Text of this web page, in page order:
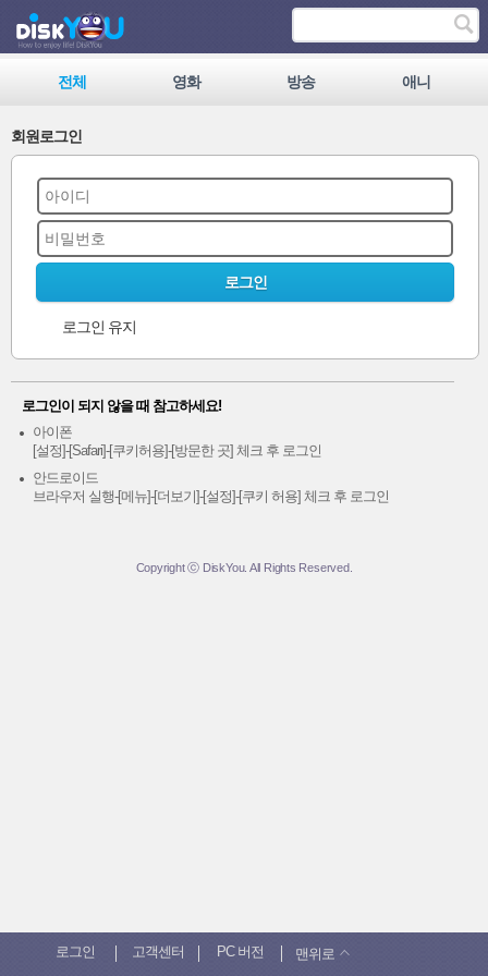
전체 영화 방송 애니
회원로그인
로그인
로그인 유지
로그인이 되지 않을 때 참고하세요!
아이폰
[설정]-[Safari]-[쿠키허용]-[방문한 곳] 체크 후 로그인
안드로이드
브라우저 실행-[메뉴]-[더보기]-[설정]-[쿠키 허용] 체크 후 로그인
로그인 고객센터 PC 버전 맨위로
Copyright ⓒ DiskYou. All Rights Reserved.